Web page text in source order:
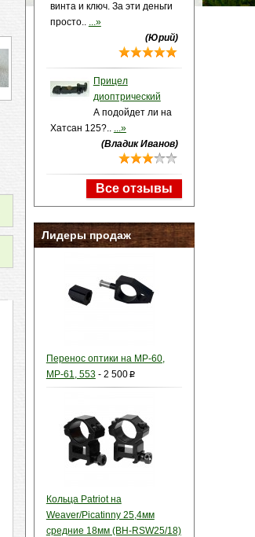
винта и ключ. За эти деньги
просто.. ...»
(Юрий)
Прицел
диоптрический
А подойдет ли на
Хатсан 125?.. ...»
(Владик Иванов)
Все отзывы
Лидеры продаж
Перенос оптики на МР-60,
МР-61, 553- 2 500p
Кольца Patriot на
Weaver/Picatinny 25,4мм
средние 18мм (BH-RSW25/18)